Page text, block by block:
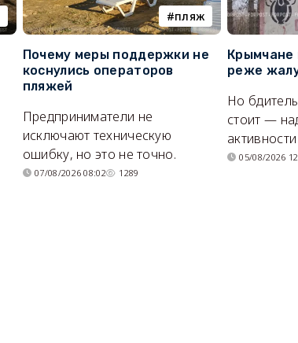
пляж
Почему меры поддержки не
коснулись операторов
пляжей
Предприниматели не
исключают техническую
ошибку, но это не точно.
07/08/2026 08:02 1289
Крымчане
реже
Но
стоит —
05/08/2026